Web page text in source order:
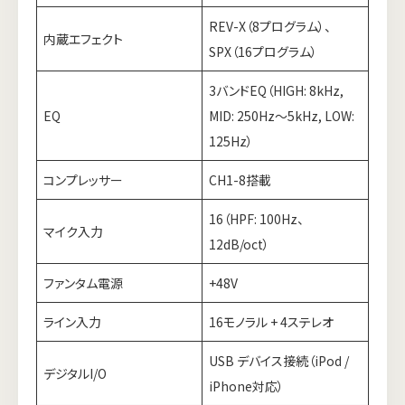
内蔵エフェクト
REV-X（8プログラム）、
SPX（16プログラム）
EQ
3バンドEQ（HIGH: 8kHz,
MID: 250Hz〜5kHz, LOW:
125Hz）
コンプレッサー CH1-8搭載
マイク入力
16（HPF: 100Hz、
12dB/oct）
ファンタム電源 +48V
ライン入力 16モノラル + 4ステレオ
デジタルI/O
USB デバイス接続（iPod /
iPhone対応）